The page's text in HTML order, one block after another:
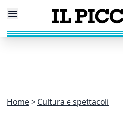
Home Cultura e spettacoli